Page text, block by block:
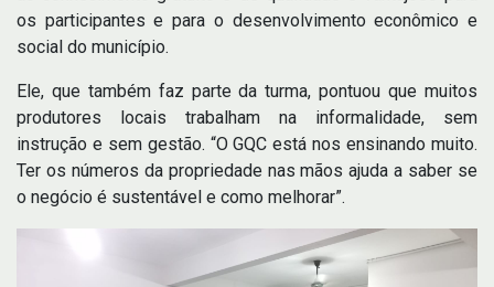
os participantes e para o desenvolvimento econômico e
social do município.
Ele, que também faz parte da turma, pontuou que muitos
produtores locais trabalham na informalidade, sem
instrução e sem gestão. “O GQC está nos ensinando muito.
Ter os números da propriedade nas mãos ajuda a saber se
o negócio é sustentável e como melhorar”.